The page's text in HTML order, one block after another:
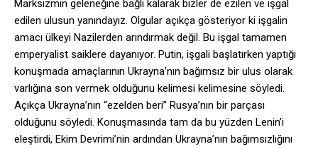
Marksizmin geleneğine bağlı kalarak bizler de ezilen ve işgal
edilen ulusun yanındayız. Olgular açıkça gösteriyor ki işgalin
amacı ülkeyi Nazilerden arındırmak değil. Bu işgal tamamen
emperyalist saiklere dayanıyor. Putin, işgali başlatırken yaptığı
konuşmada amaçlarının Ukrayna’nın bağımsız bir ulus olarak
varlığına son vermek olduğunu kelimesi kelimesine söyledi.
Açıkça Ukrayna’nın “ezelden beri” Rusya’nın bir parçası
olduğunu söyledi. Konuşmasında tam da bu yüzden Lenin’i
eleştirdi, Ekim Devrimi’nin ardından Ukrayna’nın bağımsızlığını